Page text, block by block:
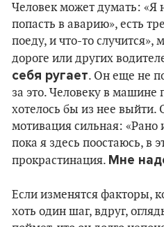
Человек может думать: «Я
попасть в аварию», есть
поеду, и что-то случится»,
дороге или других
себя ругает. Он еще не
за это. Человеку в машине
хотелось бы из нее выйти.
мотивация сильная: «Рано
пока я здесь поостаюсь, в
прокрастинация. Мне
Если изменятся факторы,
хоть один шаг, вдруг,